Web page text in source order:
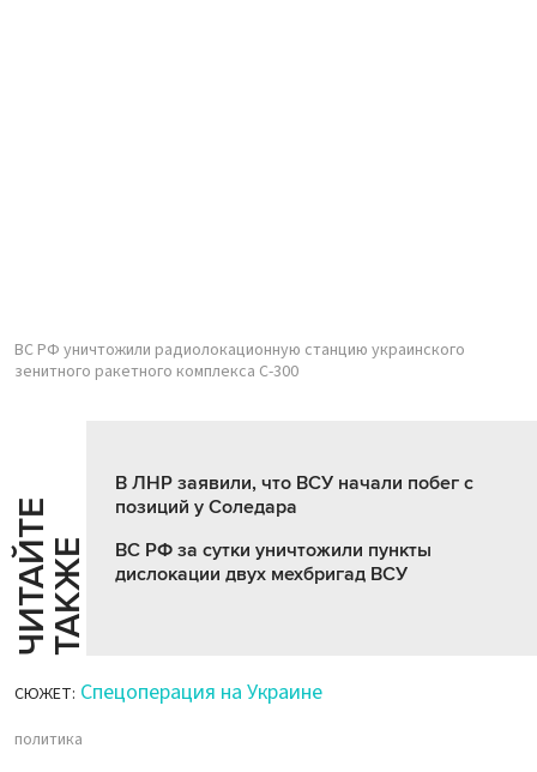
ВС РФ уничтожили радиолокационную станцию украинского
зенитного ракетного комплекса С-300
Ч
И
Т
АЙ
Т
Е
Т
А
К
ЖЕ
В ЛНР заявили, что ВСУ начали побег с
позиций у Соледара
ВС РФ за сутки уничтожили пункты
дислокации двух мехбригад ВСУ
СЮЖЕТ: Спецоперация на Украине
политика